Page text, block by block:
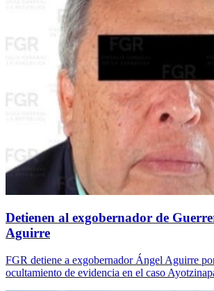
Detienen al exgobernador de
Aguirre
FGR detiene a exgobernador Ángel Aguirre
ocultamiento de evidencia en el caso